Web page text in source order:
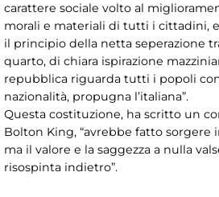
carattere sociale volto al
morali e materiali di tutti i cittadini,
il principio della netta seperazione
quarto, di chiara ispirazione
repubblica riguarda tutti i popoli
nazionalità, propugna l’italiana”.
Questa costituzione, ha scritto un
Bolton King, “avrebbe fatto sorgere
ma il valore e la saggezza a nulla
risospinta indietro”.